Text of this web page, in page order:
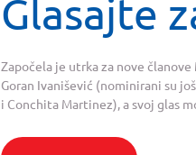
Glasajte
Započela je utrka za nove
Goran Ivanišević (nominirani su
i Conchita Martinez), a svoj glas